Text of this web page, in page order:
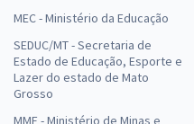
MEC - Ministério da Educação
SEDUC/MT - Secretaria de
Estado de Educação, Esporte e
Lazer do estado de Mato
Grosso
MME - Ministério de Minas e